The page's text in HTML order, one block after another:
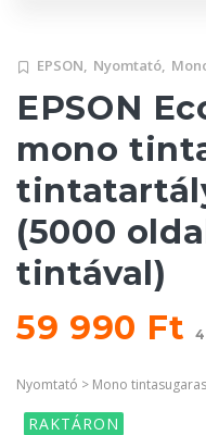
EPSON, Nyomtató,
EPSON
mono
(5000
tintával)
59 990 Ft
Nyomtató > Mono tintasugaras
RAKTÁRON